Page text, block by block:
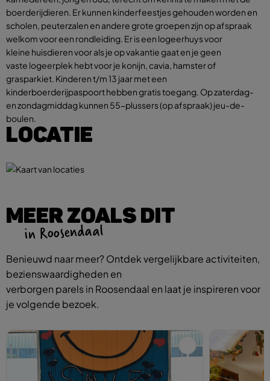
boerderijdieren. Er kunnen kinderfeestjes gehouden worden en
scholen, peuterzalen en andere grote groepen zijn op afspraak
welkom voor een rondleiding. Er is een logeerhuys voor
kleine huisdieren voor als je op vakantie gaat en je geen
vaste logeerplek hebt voor je konijn, cavia, hamster of
grasparkiet. Kinderen t/m 13 jaar met een
kinderboerderijpaspoort hebben gratis toegang. Op zaterdag-
en zondagmiddag kunnen 55-plussers (op afspraak) jeu-de-
boulen.
LOCATIE
MEER ZOALS DIT
in Roosendaal
Benieuwd naar meer? Ontdek vergelijkbare activiteiten,
bezienswaardigheden en
verborgen parels in Roosendaal en laat je inspireren voor
je volgende bezoek.